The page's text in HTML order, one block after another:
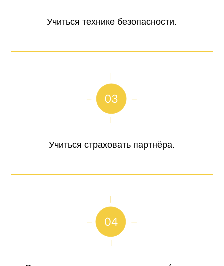
Учиться технике безопасности.
Учиться страховать партнёра.